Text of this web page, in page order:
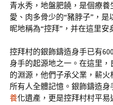
青水秀，地盤肥饒，是個療
愛、肉多骨少的“豬脖子”，
昵地稱為“控拜”，并在這里安
控拜村的銀飾鑄造身手已有
身手的起源地之一。在這里
的淵源，他們子承父業，薪
所有人全體記憶。銀飾鑄造
養化遺產，更是控拜村村平易